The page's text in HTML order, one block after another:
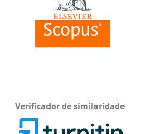
Verificador de similaridade